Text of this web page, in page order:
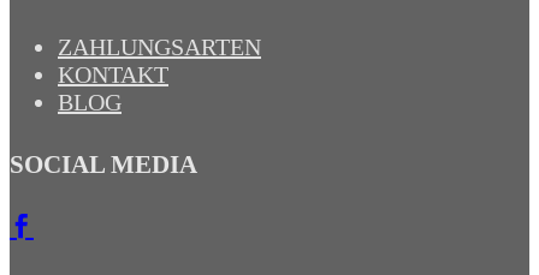
ZAHLUNGSARTEN
KONTAKT
BLOG
SOCIAL MEDIA